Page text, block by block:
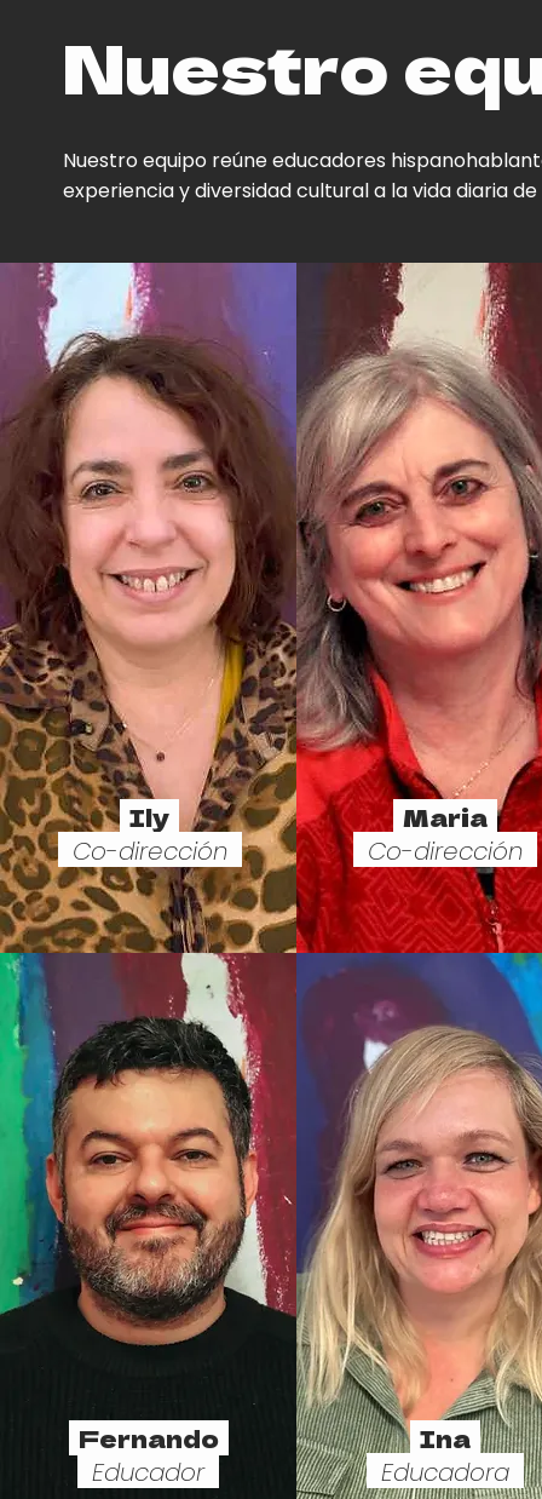
Nuestro
Nuestro equipo reúne educadores
experiencia y diversidad cultural a la vida diaria de
Ily
Co-dirección
Maria
Co-dirección
Fernando
Educador
Ina
Educadora